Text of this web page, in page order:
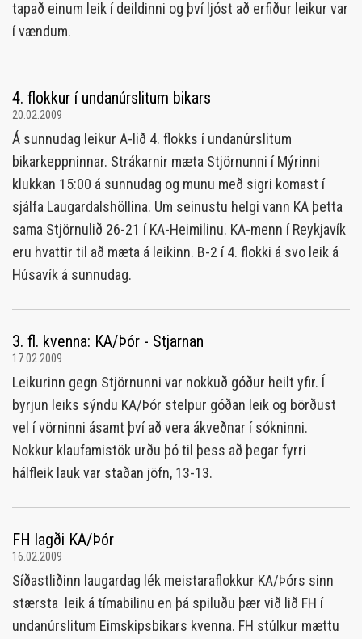
tapað einum leik í deildinni og því ljóst að erfiður leikur var
í vændum.
4. flokkur í undanúrslitum bikars
20.02.2009
Á sunnudag leikur A-lið 4. flokks í undanúrslitum
bikarkeppninnar. Strákarnir mæta Stjörnunni í Mýrinni
klukkan 15:00 á sunnudag og munu með sigri komast í
sjálfa Laugardalshöllina. Um seinustu helgi vann KA þetta
sama Stjörnulið 26-21 í KA-Heimilinu. KA-menn í Reykjavík
eru hvattir til að mæta á leikinn. B-2 í 4. flokki á svo leik á
Húsavík á sunnudag.
3. fl. kvenna: KA/Þór - Stjarnan
17.02.2009
Leikurinn gegn Stjörnunni var nokkuð góður heilt yfir. Í
byrjun leiks sýndu KA/Þór stelpur góðan leik og börðust
vel í vörninni ásamt því að vera ákveðnar í sókninni.
Nokkur klaufamistök urðu þó til þess að þegar fyrri
hálfleik lauk var staðan jöfn, 13-13.
FH lagði KA/Þór
16.02.2009
Síðastliðinn laugardag lék meistaraflokkur KA/Þórs sinn
stærsta leik á tímabilinu en þá spiluðu þær við lið FH í
undanúrslitum Eimskipsbikars kvenna. FH stúlkur mættu